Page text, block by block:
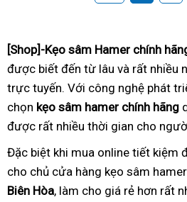
[Shop]-Kẹo sâm Hamer chính
được biết đến từ lâu và rất nhiều
trực tuyến. Với công nghệ phát
chọn kẹo sâm hamer chính hãng
được rất nhiều thời gian cho
Đặc biệt khi mua online tiết kiệm
cho chủ cửa hàng kẹo sâm
Biên Hòa, làm cho giá rẻ hơn rất